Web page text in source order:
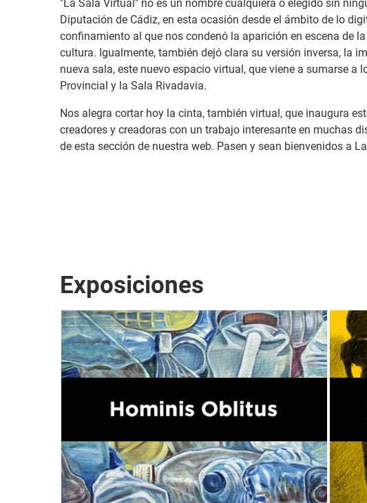
"La Sala Virtual" no es un nombre cualquiera o elegido sin
Diputación de Cádiz, en esta ocasión desde el ámbito de lo
confinamiento al que nos condenó la aparición en escena de
cultura. Igualmente, también dejó clara su versión inversa, la
nueva sala, este nuevo espacio virtual, que viene a sumarse
Provincial y la Sala Rivadavia.
Nos alegra cortar hoy la cinta, también virtual, que inaugura
creadores y creadoras con un trabajo interesante en muchas
de esta sección de nuestra web. Pasen y sean bienvenidos a
Exposiciones